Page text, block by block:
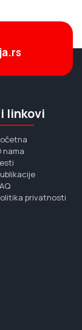
linkovi
nama
privatnosti